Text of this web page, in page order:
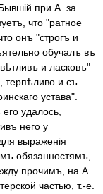
при А. за
что "ратное
онъ "строгъ и
обучалъ въ
и ласковъ"
терпѣливо и съ
устава".
удалось,
него у
выраженія
обязанностямъ,
прочимъ, на А.
частью, т.-е.